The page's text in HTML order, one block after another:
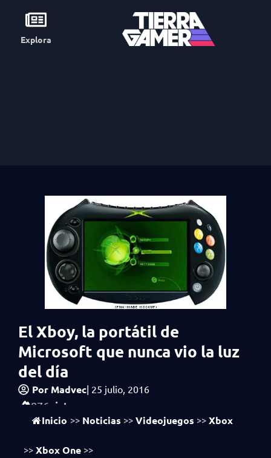
Explora
El Xboy, la portátil de
Microsoft que nunca vio la luz
del día
Por Madvec| 25 julio, 2016
876 vistas
Inicio >> Noticias >> Videojuegos >> Xbox
>> Xbox One >>